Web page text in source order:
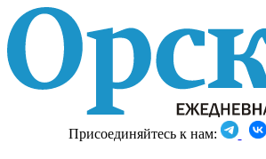
Присоединяйтесь к нам: